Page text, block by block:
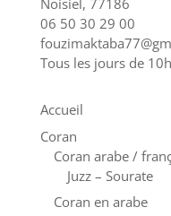
Noisiel, 77186
06 50 30 29 00
Tous les jours de
Accueil
Coran
Coran arabe /
Juzz – Sourate
Coran en arabe